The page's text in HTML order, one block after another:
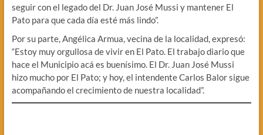
seguir con el legado del Dr. Juan José Mussi y mantener El
Pato para que cada día esté más lindo”.
Por su parte, Angélica Armua, vecina de la localidad, expresó:
“Estoy muy orgullosa de vivir en El Pato. El trabajo diario que
hace el Municipio acá es buenísimo. El Dr. Juan José Mussi
hizo mucho por El Pato; y hoy, el intendente Carlos Balor sigue
acompañando el crecimiento de nuestra localidad”.